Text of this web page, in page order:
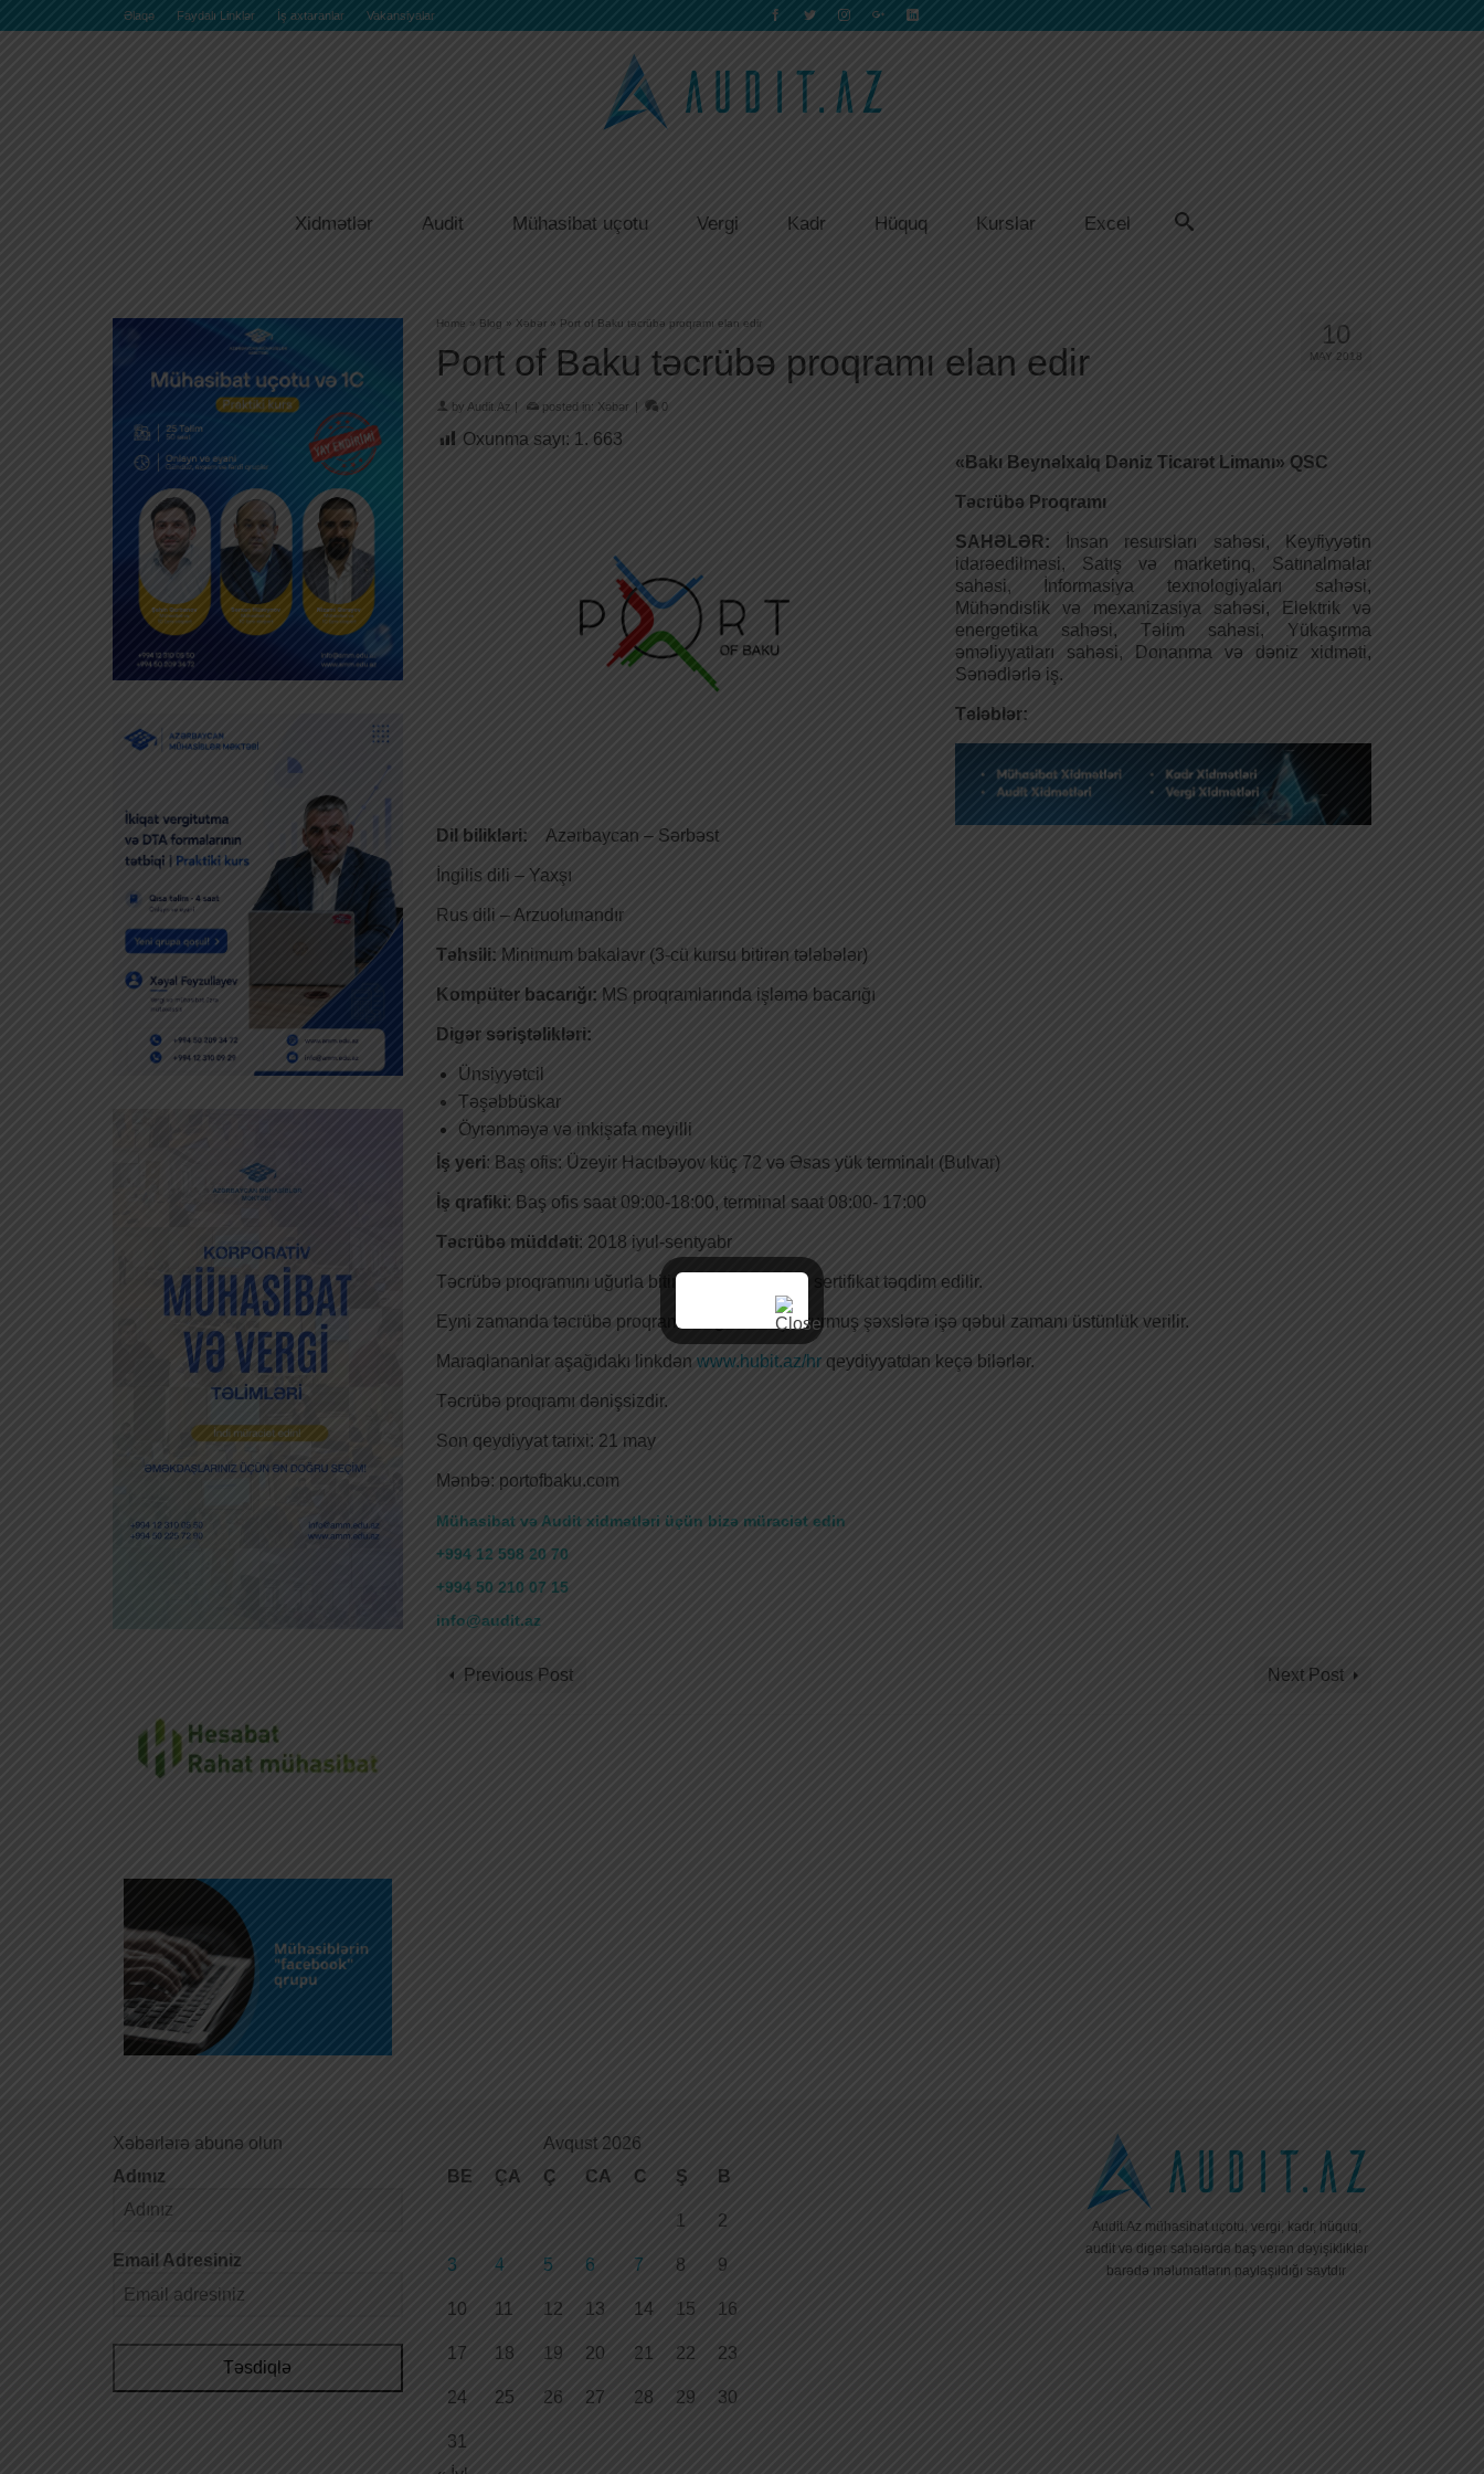
Əlaqə Faydalı Linklər İş axtaranlar Vakansiyalar
Xidmətlər Audit Mühasibat uçotu Vergi Kadr Hüquq Kurslar Excel
10
MAY 2018
Home » Blog » Xəbər » Port of Baku təcrübə proqramı elan edir
Port of Baku təcrübə proqramı elan edir
by Audit.Az | posted in: Xəbər | 0
Oxunma sayı: 1. 663
« Bakı Beynəlxalq Dəniz Ticarət Limanı» QSC
Təcrübə Proqramı
SAHƏLƏR: İnsan resursları sahəsi, Keyfiyyətin
idarəedilməsi, Satış və marketinq, Satınalmalar
sahəsi, İnformasiya texnologiyaları sahəsi,
Mühəndislik və mexanizasiya sahəsi, Elektrik və
energetika sahəsi, Təlim sahəsi, Yükaşırma
əməliyyatları sahəsi, Donanma və dəniz xidməti,
Sənədlərlə iş.
Tələblər:
Dil bilikləri: Azərbaycan – Sərbəst
İngilis dili – Yaxşı
Rus dili – Arzuolunandır
Təhsili: Minimum bakalavr (3-cü kursu bitirən tələbələr)
Kompüter bacarığı: MS proqramlarında işləmə bacarığı
Digər səriştəlikləri:
Ünsiyyətcil
Təşəbbüskar
Öyrənməyə və inkişafa meyilli
İş yeri: Baş ofis: Üzeyir Hacıbəyov küç 72 və Əsas yük terminalı (Bulvar)
İş qrafiki: Baş ofis saat 09:00-18:00, terminal saat 08:00- 17:00
Təcrübə müddəti: 2018 iyul-sentyabr
Təcrübə proqramını uğurla bitirmiş hər bir şəxsə sertifikat təqdim edilir.
Eyni zamanda təcrübə proqramını uğurla başa vurmuş şəxslərə işə qəbul zamanı üstünlük verilir.
Maraqlananlar aşağıdakı linkdən www.hubit.az/hrqeydiyyatdan keçə bilərlər.
Təcrübə proqramı dənişsizdir.
Son qeydiyyat tarixi: 21 may
Mənbə: portofbaku.com
Mühasibat və Audit xidmətləri üçün bizə müraciət edin
+994 12 598 20 70
+994 50 210 07 15
info@audit.az
Previous Post Next Post
Xəbərlərə abunə olun
Adınız
Email Adresiniz
Təsdiqlə
Avqust 2026
BE
ÇA Ç CA C Ş B
1 2
3 4 5 6 7 8 9
10 11 12 13 14 15 16
17 18 19 20 21 22 23
24 25 26 27 28 29 30
31
Audit.Az mühasibat uçotu, vergi, kadr, hüquq,
audit və digər sahələrdə baş verən dəyişikliklər
barədə məlumatların paylaşıldığı saytdır